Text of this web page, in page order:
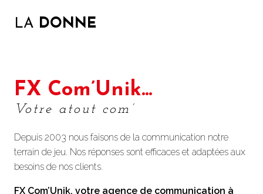
LA DONNE
FX Com’Unik...
Votre atout com’
Depuis 2003 nous faisons de la communication notre
terrain de jeu. Nos réponses sont efficaces et adaptées aux
besoins de nos clients.
FX Com’Unik, votre agence de communication à